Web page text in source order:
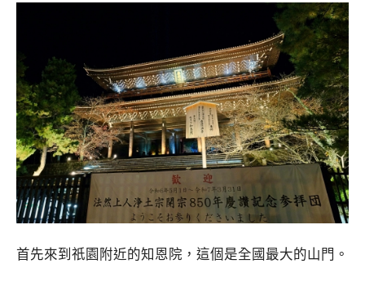
首先來到祇園附近的知恩院，這個是全國最大的山門。